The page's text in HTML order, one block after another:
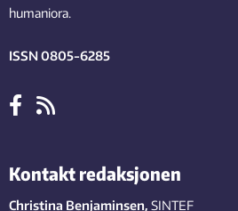
humaniora.
ISSN 0805-6285
Kontakt redaksjonen
Christina Benjaminsen, SINTEF